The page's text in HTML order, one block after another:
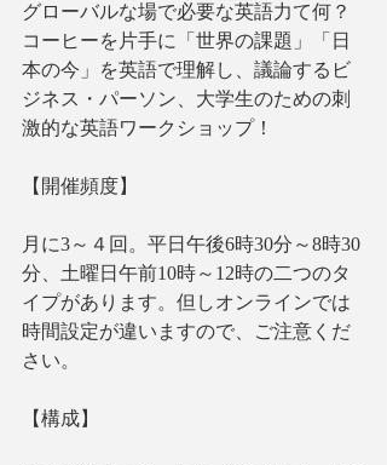
グローバルな場で必要な英語力て何？
コーヒーを片手に「世界の課題」「日
本の今」を英語で理解し、議論するビ
ジネス・パーソン、大学生のための刺
激的な英語ワークショップ！
【開催頻度】
月に3～４回。平日午後6時30分～8時30
分、土曜日午前10時～12時の二つのタ
イプがあります。但しオンラインでは
時間設定が違いますので、ご注意くだ
さい。
【構成】